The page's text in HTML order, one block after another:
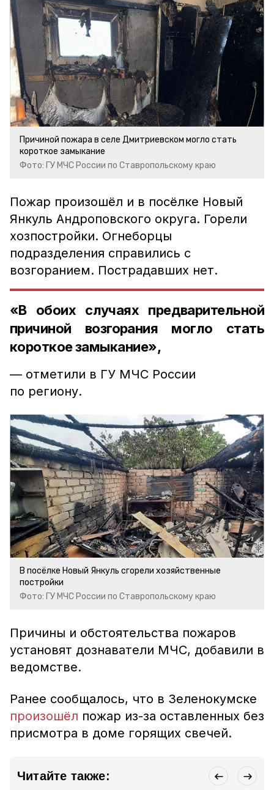
Причиной пожара в селе Дмитриевском могло стать
короткое замыкание
Фото: ГУ МЧС России по Ставропольскому краю
Пожар произошёл и в посёлке Новый
Янкуль Андроповского округа. Горели
хозпостройки. Огнеборцы
подразделения справились с
возгоранием. Пострадавших нет.
«В обоих случаях предварительной
причиной возгорания могло стать
короткое замыкание»,
— отметили в ГУ МЧС России
по региону.
В посёлке Новый Янкуль сгорели хозяйственные
постройки
Фото: ГУ МЧС России по Ставропольскому краю
Причины и обстоятельства пожаров
установят дознаватели МЧС, добавили в
ведомстве.
Ранее сообщалось, что в Зеленокумске
произошёл пожар из-за оставленных без
присмотра в доме горящих свечей.
Читайте также: